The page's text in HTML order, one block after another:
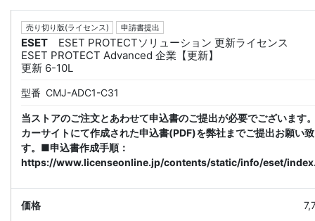
売り切り版(ライセンス) 申請書提出
ESET
ESET PROTECTソリューション 更新ライセンス
ESET PROTECT Advanced 企業【更新】
更新 6-10L
型番 CMJ-ADC1-C31
当ストアのご注文とあわせて申込書のご提出が必要でございます
カーサイトにて作成された申込書(PDF)を弊社までご提出お願い
す。■申込書作成手順：
https://www.licenseonline.jp/contents/static/info/eset/